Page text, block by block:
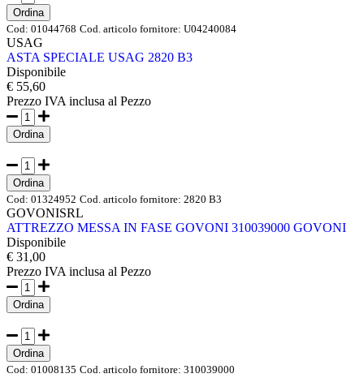
Ordina
Cod: 01044768 Cod. articolo fornitore: U04240084
USAG
ASTA SPECIALE USAG 2820 B3
Disponibile
€ 55,60
Prezzo IVA inclusa al Pezzo
Ordina
Ordina
Cod: 01324952 Cod. articolo fornitore: 2820 B3
GOVONISRL
ATTREZZO MESSA IN FASE GOVONI 310039000 GOVONI
Disponibile
€ 31,00
Prezzo IVA inclusa al Pezzo
Ordina
Ordina
Cod: 01008135 Cod. articolo fornitore: 310039000